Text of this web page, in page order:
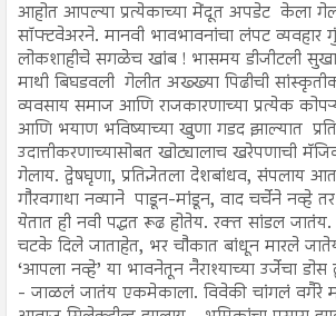
आहोत आपल्या प्रत्येकाच्या मेंदूत अपडेट केला
सॉफ्टवेअरने. मानवी भावभावनांचा लंपट व्यवहार
लोकशाहीचे सगळेच खांब ! भासमय डीजीटली
माथी बिघडवली गेलीत अख्ख्या पिढीची
व्यवसाय समाज आणि राजकारणाच्या प्रत्येक
आणि भयाण भविष्याच्या खुणा गडद झाल्यात
उदात्तीकरणाच्यासोबत खोट्यालाच खरेपणाची
गेलाय. द्वेषघृणा, प्रतिज्ञेतला देशबांधव, संपलाय
गौरवगाथा नव्याने पाडून-मांडून, वाद चर्चेने नव्हे
येतात ही नवी पद्धत रूढ होतेय. रक्त सांडल
चटके दिले जाताहेत, भर चौकात बांधून मारले
‘आपला नव्हे’ या भावनेतून नैराश्याच्या उर्जेचा
- जाळलं जातंय एकमेकाला. विवेकी चांगलं वगैरे